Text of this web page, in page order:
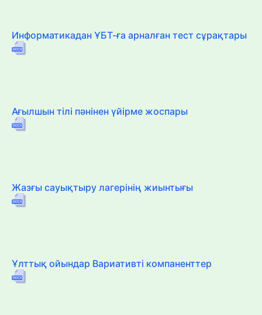
Информатикадан ҰБТ-ға арналған тест сұрақтары
Ағылшын тілі пәнінен үйірме жоспары
Жазғы сауықтыру лагерінің жиынтығы
Ұлттық ойындар Вариативті компаненттер